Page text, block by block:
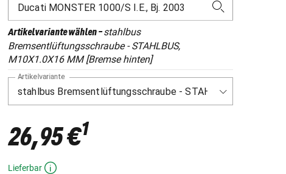
Artikelvariante wählen-stahlbus
Bremsentlüftungsschraube - STAHLBUS,
M10X1.0X16 MM [Bremse hinten]
Artikelvariante
26,95 €1
Lieferbar